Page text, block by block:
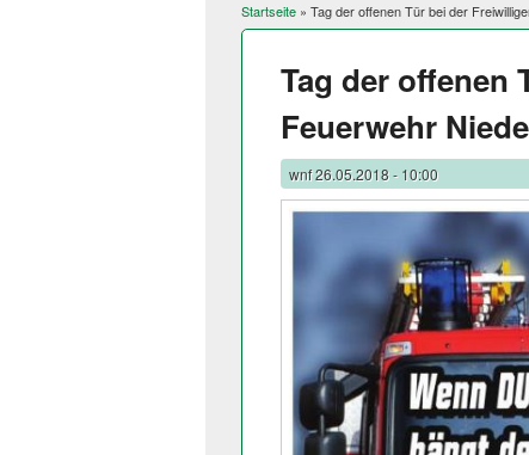
Sie sind hier
Startseite » Tag der offenen Tür bei der
Tag der offenen
Feuerwehr
wnf26.05.2018 - 10:00